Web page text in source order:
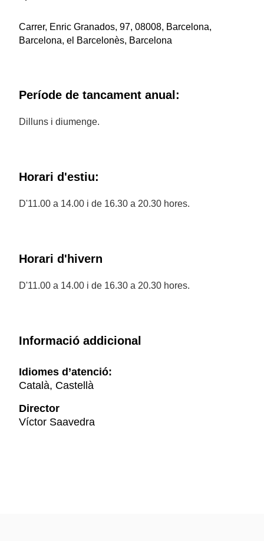
Carrer, Enric Granados, 97, 08008, Barcelona,
Barcelona, el Barcelonès, Barcelona
Període de tancament anual:
Dilluns i diumenge.
Horari d'estiu:
D'11.00 a 14.00 i de 16.30 a 20.30 hores.
Horari d'hivern
D'11.00 a 14.00 i de 16.30 a 20.30 hores.
Informació addicional
Idiomes d’atenció:
Català, Castellà
Director
Víctor Saavedra